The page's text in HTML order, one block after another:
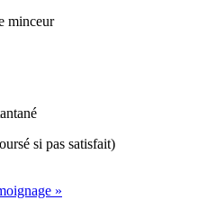
si pas satisfait)